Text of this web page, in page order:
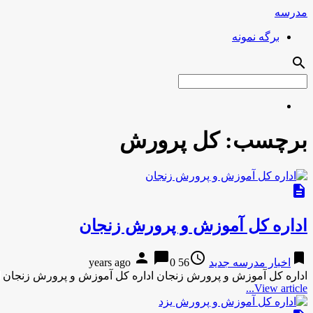
مدرسه
برگه نمونه
search
برچسب:کل پرورش
description
اداره کل آموزش و پرورش زنجان
bookmark اخبار مدرسه جدید access_time
56 years ago
person chat_bubble0
اداره کل آموزش و پرورش زنجان اداره کل آموزش و پرورش
View article...